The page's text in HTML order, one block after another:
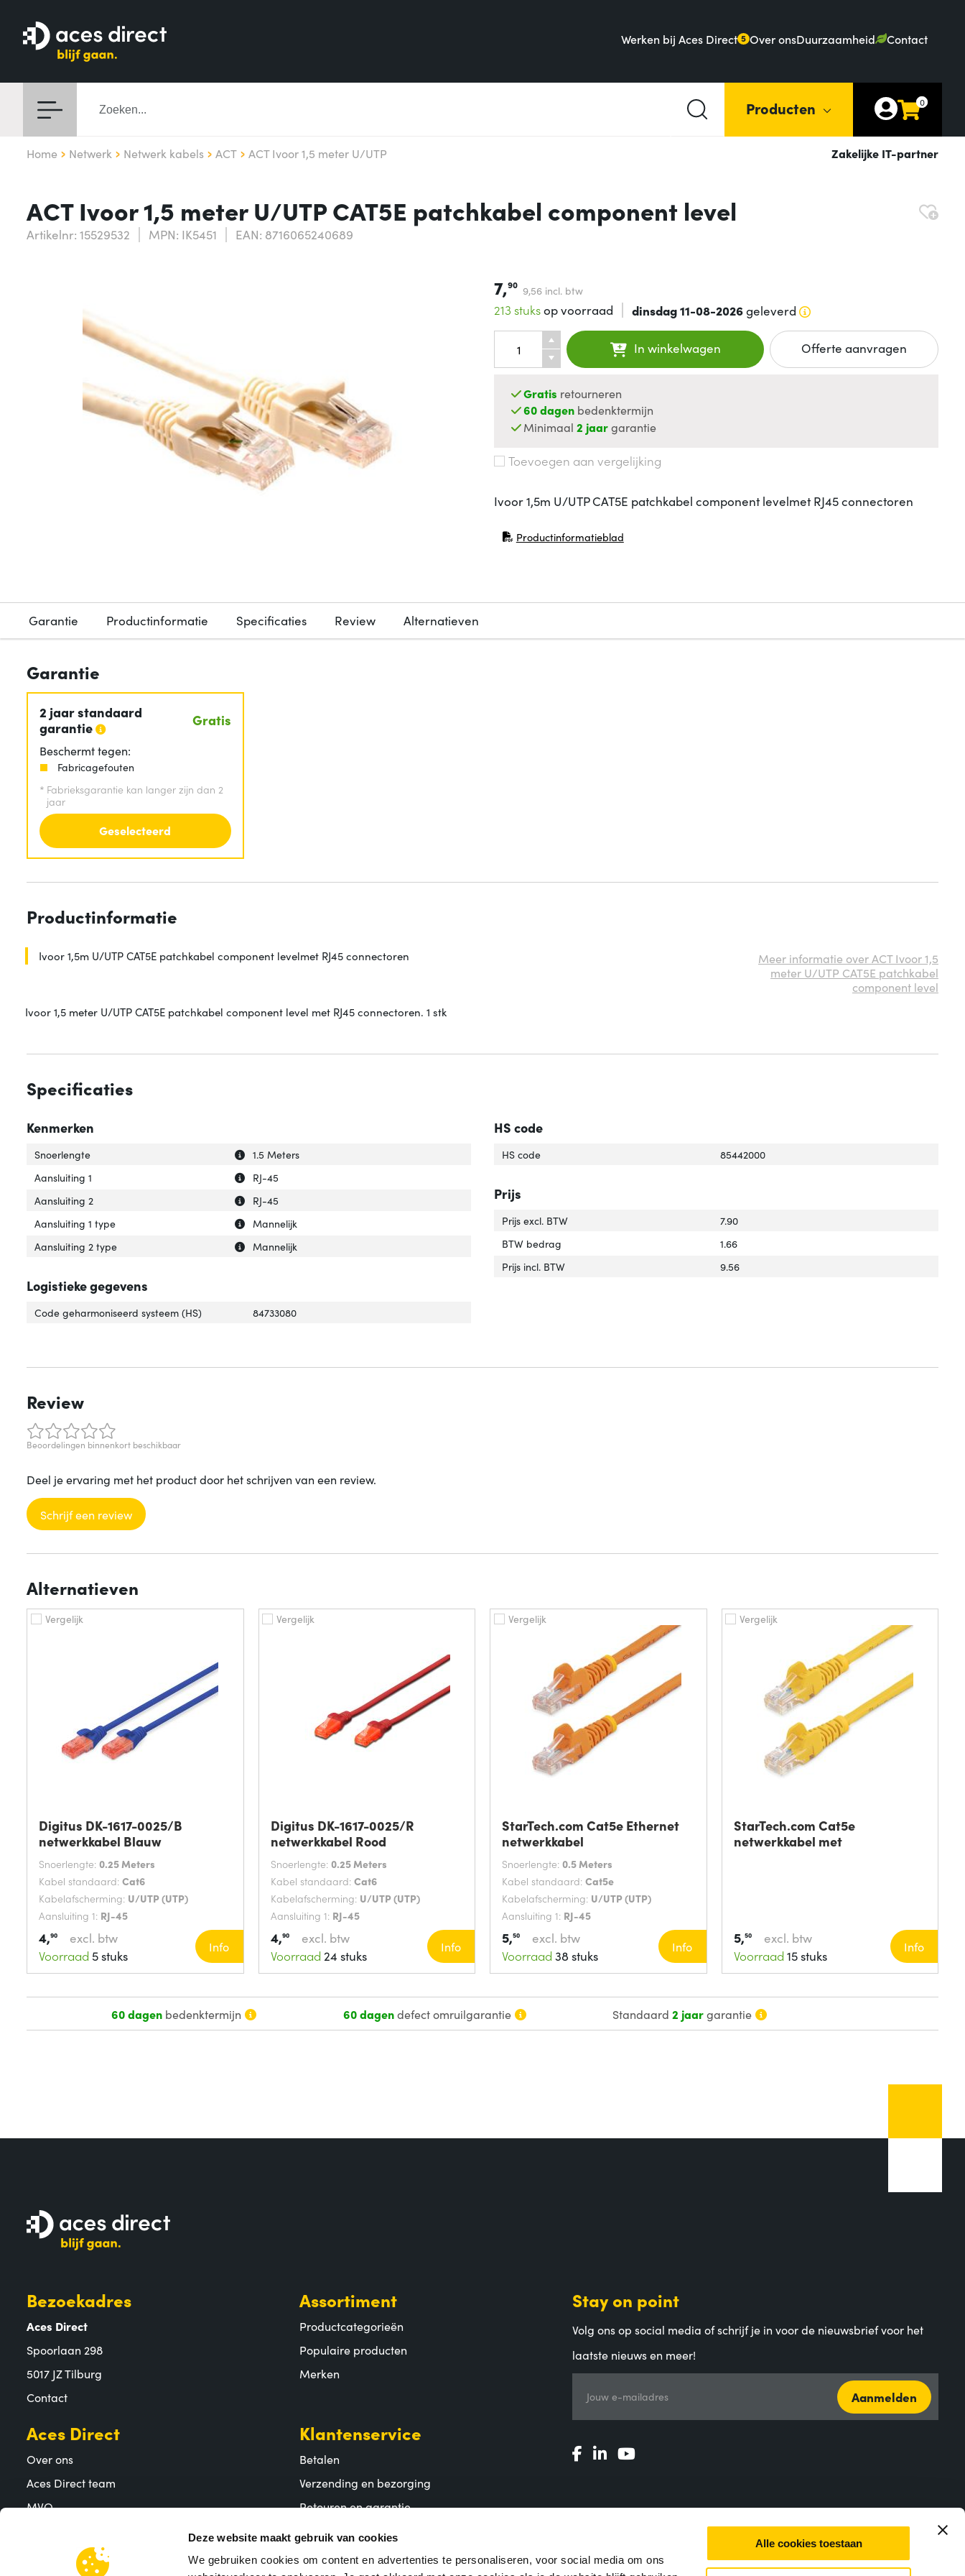
Deze website maakt gebruik van cookies
We gebruiken cookies om content en advertenties te personaliseren, voor social media om ons
Alle cookies toestaan
Werken bij Aces Direct 5 Over onsDuurzaamheid Contact
Producten 0
Home Netwerk Netwerk kabels ACT ACT Ivoor 1,5 meter U/UTP Zakelijke IT-partner
ACT Ivoor 1,5 meter U/UTP CAT5E patchkabel component level
Artikelnr: 15529532 MPN: IK5451 EAN: 8716065240689
7,90 9,56 incl. btw
213 stuksop voorraad dinsdag 11-08-2026geleverd
In winkelwagen Offerte aanvragen
Gratis retourneren
60 dagen bedenktermijn
Minimaal2 jaargarantie
Toevoegen aan vergelijking
Ivoor 1,5m U/UTP CAT5E patchkabel component levelmet RJ45 connectoren
Productinformatieblad
(opent in nieuw venster)
Garantie Productinformatie Specificaties Review Alternatieven
Garantie
2 jaar standaard
garantie
Gratis
Beschermt tegen:
Fabricagefouten
* Fabrieksgarantie kan langer zijn dan 2
jaar
Geselecteerd
Productinformatie
Ivoor 1,5m U/UTP CAT5E patchkabel component levelmet RJ45 connectoren
Ivoor 1,5 meter U/UTP CAT5E patchkabel component level met RJ45 connectoren. 1 stk
Meer informatie over ACT Ivoor 1,5
meter U/UTP CAT5E patchkabel
component level
Specificaties
Kenmerken
Uitleg over 'Snoerlengte'
Verberg uitleg over 'Snoerlengte'
Snoerlengte
1.5 Meters
Uitleg over 'Aansluiting 1'
Verberg uitleg over 'Aansluiting 1'
Aansluiting 1
RJ-45
Uitleg over 'Aansluiting 2'
Verberg uitleg over 'Aansluiting 2'
Aansluiting 2
RJ-45
Uitleg over 'Aansluiting 1 type'
Verberg uitleg over 'Aansluiting 1 type'
Aansluiting 1 type
Mannelijk
Uitleg over 'Aansluiting 2 type'
Verberg uitleg over 'Aansluiting 2 type'
Aansluiting 2 type Mannelijk
Logistieke gegevens
Code geharmoniseerd systeem (HS) 84733080
HS code
HS code 85442000
Prijs
Prijs excl. BTW
7.90
BTW bedrag
1.66
Prijs incl. BTW
9.56
Review
Beoordelingen binnenkort beschikbaar
Deel je ervaring met het product door het schrijven van een review.
Schrijf een review
Alternatieven
Vergelijk
Digitus DK-1617-0025/B
netwerkkabel Blauw
Snoerlengte: 0.25 Meters
Kabel standaard: Cat6
Kabelafscherming: U/UTP (UTP)
Aansluiting 1: RJ-45
4,90
excl. btw
Voorraad 5 stuks
Info
Vergelijk
Digitus DK-1617-0025/R
netwerkkabel Rood
Snoerlengte: 0.25 Meters
Kabel standaard: Cat6
Kabelafscherming: U/UTP (UTP)
Aansluiting 1: RJ-45
4,90
excl. btw
Voorraad 24 stuks
Info
Vergelijk
StarTech.com Cat5e Ethernet
netwerkkabel
Snoerlengte: 0.5 Meters
Kabel standaard: Cat5e
Kabelafscherming: U/UTP (UTP)
Aansluiting 1: RJ-45
5,50
excl. btw
Voorraad 38 stuks
Info
Vergelijk
StarTech.com Cat5e
netwerkkabel met
5,50
excl. btw
Voorraad 15 stuks
Info
60 dagenbedenktermijn 60 dagendefect omruilgarantie Standaard2 jaargarantie
Bezoekadres
Aces Direct
Spoorlaan 298
5017 JZ Tilburg
Contact
Assortiment
Productcategorieën
Populaire producten
Merken
Aces Direct
Over ons
Aces Direct team
MVO
Klantenservice
Betalen
Verzending en bezorging
Retouren en garantie
Veelgestelde vragen
Stay on point
Volg ons op social media of schrijf je in voor de nieuwsbrief voor het
laatste nieuws en meer!
Jouw e-mailadres Aanmelden